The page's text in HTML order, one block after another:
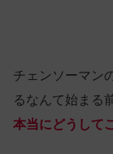
チェンソーマン
るなんて始まる
本当にどうして